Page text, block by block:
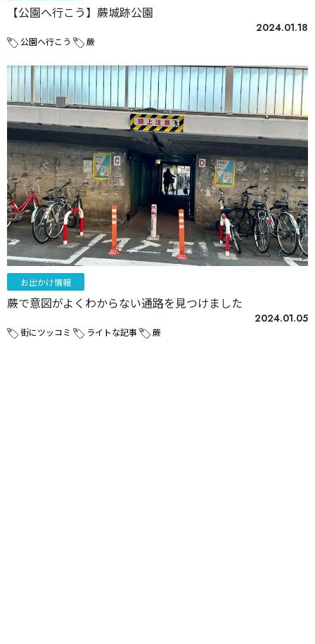
【公園へ行こう】蕨城跡公園
2024.01.18
公園へ行こう 蕨
お出かけ情報
蕨で意図がよくわからない通路を見つけました
2024.01.05
街にツッコミ ライトな記事 蕨